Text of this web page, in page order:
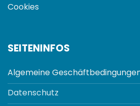
Cookies
SEITENINFOS
Algemeine
Datenschutz